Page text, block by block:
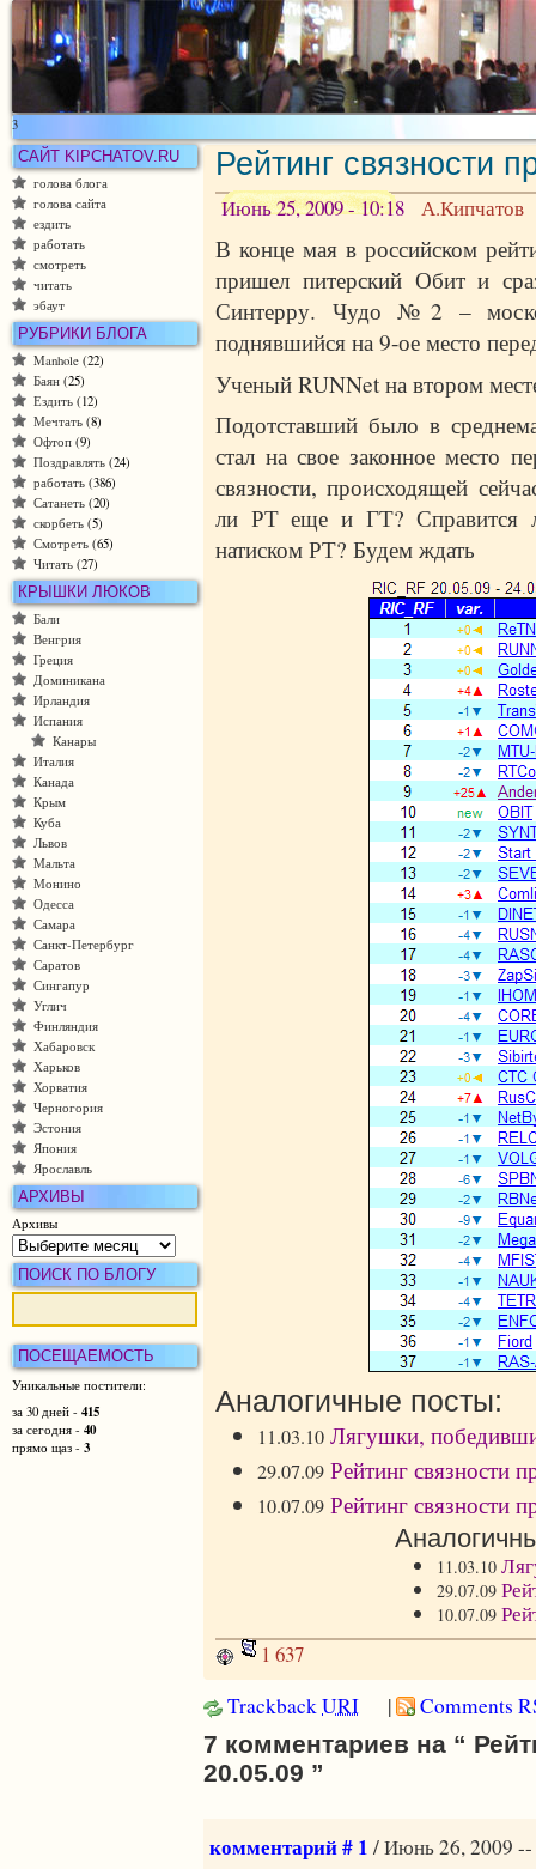
3
Рейтинг связности
Июнь 25, 2009 - 10:18 А.Кипчатов
В конце мая в российском
пришел питерский Обит и
Синтерру. Чудо №2 –
поднявшийся на 9-ое место
Ученый RUNNet на втором
Подотставший было в
стал на свое законное место
связности, происходящей
ли РТ еще и ГТ? Справится
натиском РТ? Будем ждать
Аналогичные посты:
11.03.10 Лягушки,
29.07.09 Рейтинг связности
10.07.09 Рейтинг связности
11.03.10
29.07.09
10.07.09
1 637
TrackbackURI |
Comments
7 комментариев на “
20.05.09 ”
комментарий # 1/ Июнь 26, 2009
САЙТ KIPCHATOV.RU
голова блога
голова сайта
ездить
работать
смотреть
читать
эбаут
РУБРИКИ БЛОГА
Manhole (22)
Баян (25)
Ездить (12)
Мечтать (8)
Офтоп (9)
Поздравлять (24)
работать (386)
Сатанеть (20)
скорбеть (5)
Смотреть (65)
Читать (27)
КРЫШКИ ЛЮКОВ
Бали
Венгрия
Греция
Доминикана
Ирландия
Испания
Канары
Италия
Канада
Крым
Куба
Львов
Мальта
Монино
Одесса
Самара
Санкт-Петербург
Саратов
Сингапур
Углич
Финляндия
Хабаровск
Харьков
Хорватия
Черногория
Эстония
Япония
Ярославль
АРХИВЫ
Архивы
ПОИСК ПО БЛОГУ
ПОСЕЩАЕМОСТЬ
Уникальные постители:
за 30 дней - 415
за сегодня - 40
прямо щаз - 3